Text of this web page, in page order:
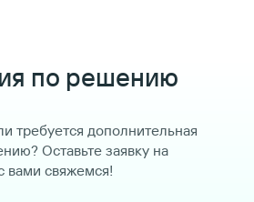
по решению
требуется дополнительная
Оставьте заявку на
вами свяжемся!